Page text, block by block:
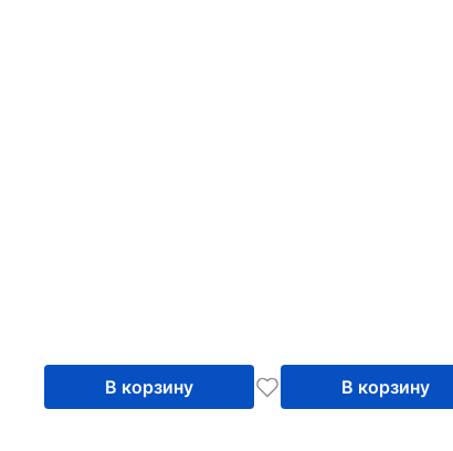
В корзину В корзину